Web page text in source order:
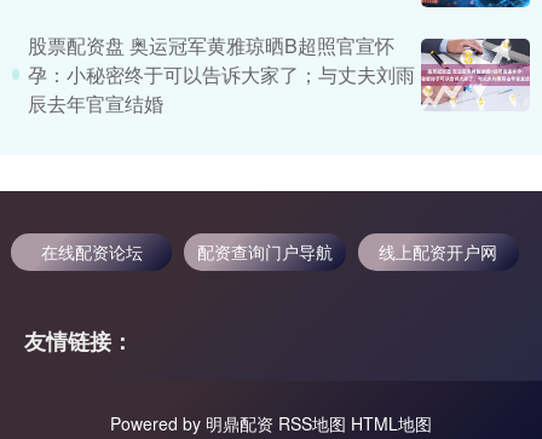
股票配资盘 奥运冠军黄雅琼晒B超照官宣怀
孕：小秘密终于可以告诉大家了；与丈夫刘雨
辰去年官宣结婚
在线配资论坛 配资查询门户导航 线上配资开户网
友情链接：
Powered by 明鼎配资 RSS地图 HTML地图